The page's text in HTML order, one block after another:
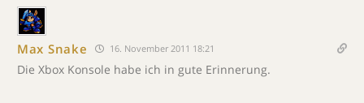
Max Snake 16. November 2011 18:21
Die Xbox Konsole habe ich in gute Erinnerung.